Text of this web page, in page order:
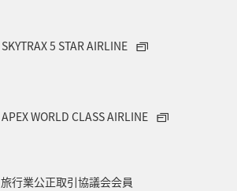
SKYTRAX 5 STAR AIRLINE
APEX WORLD CLASS AIRLINE
旅行業公正取引協議会会員